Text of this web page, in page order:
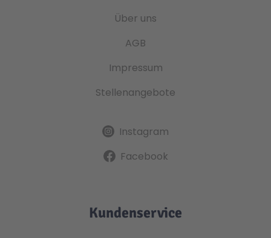
Über uns
AGB
Impressum
Stellenangebote
Instagram
Facebook
Kundenservice